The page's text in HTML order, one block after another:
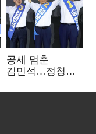
공세 멈춘
김민석…정청래
수습"